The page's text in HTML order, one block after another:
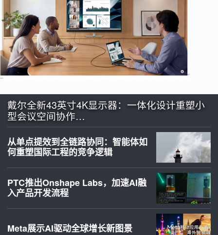
戴尔全新43英寸4K显示器：一体化设计重塑小
型会议空间协作…
从单点提效到全链路协同：智能体如
何重塑国际工程的竞争逻辑
PTC推出Onshape Labs，加速AI融
入产品开发流程
Meta展示AI驱动全球增长新图景